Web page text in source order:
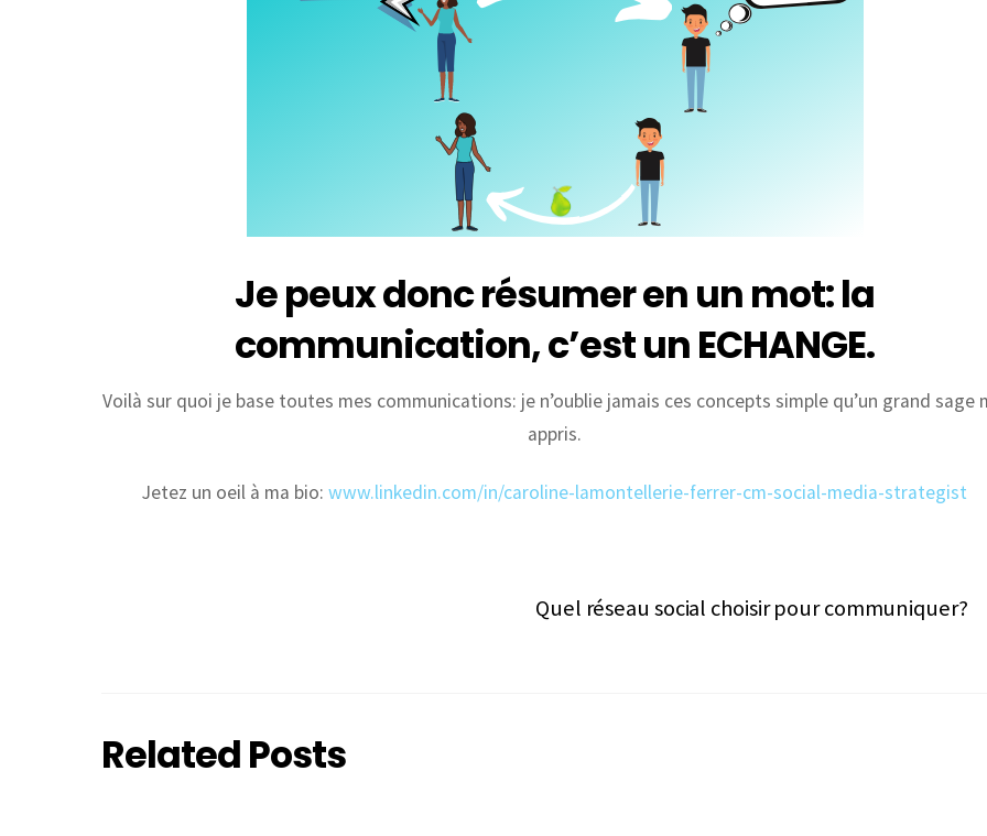
Je peux donc résumer en un mot: la
communication, c’est un ECHANGE.
Voilà sur quoi je base toutes mes communications: je n’oublie jamais ces concepts simple qu’un grand sage
appris.
Jetez un oeil à ma bio: www.linkedin.com/in/caroline-lamontellerie-ferrer-cm-social-media-strategist
Quel réseau social choisir pour communiquer?
Related Posts